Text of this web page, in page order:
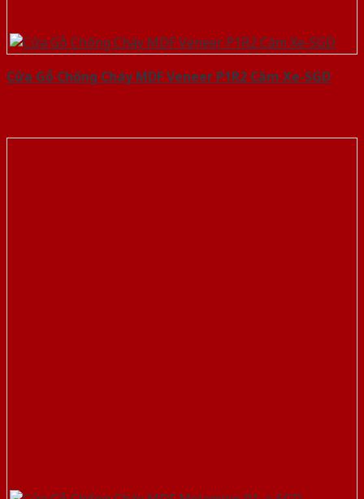
Cửa Gỗ Chống Cháy MDF Veneer P1R2 Căm Xe-SGD